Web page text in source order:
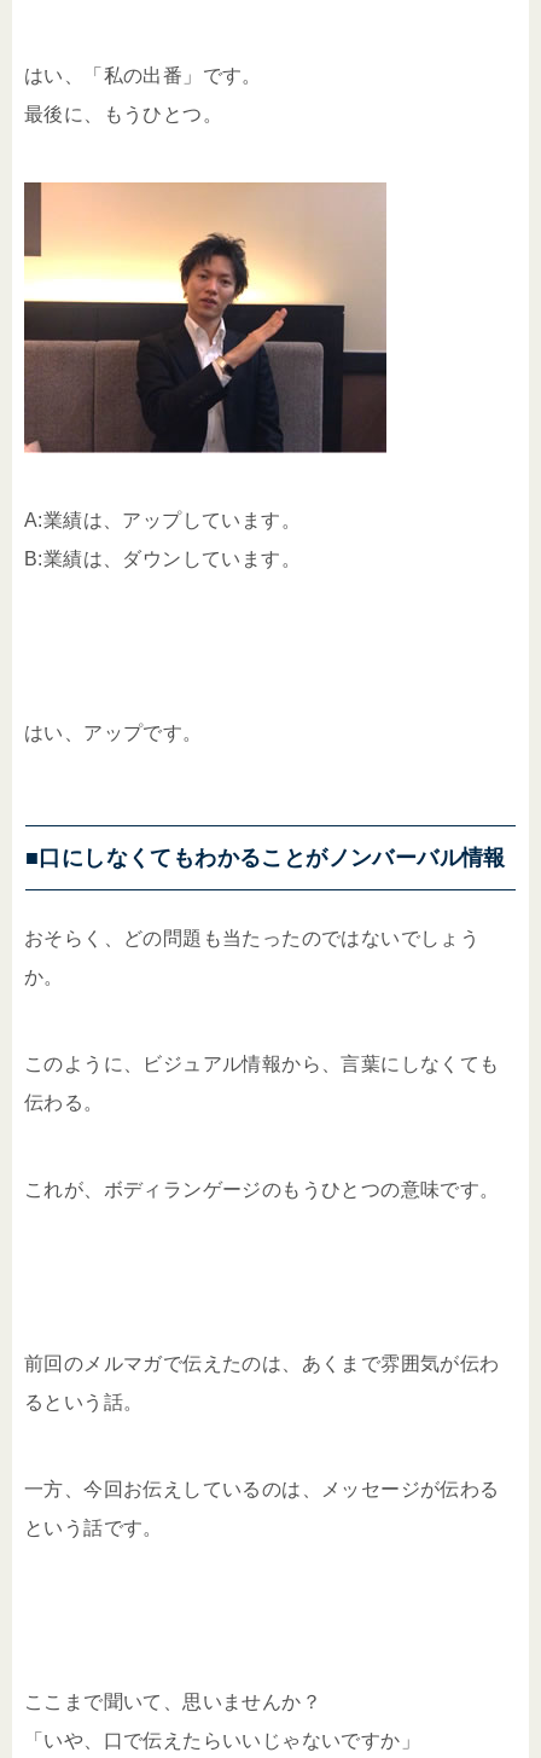
はい、「私の出番」です。
最後に、もうひとつ。
A:業績は、アップしています。
B:業績は、ダウンしています。
はい、アップです。
■口にしなくてもわかることがノンバーバル情報
おそらく、どの問題も当たったのではないでしょう
か。
このように、ビジュアル情報から、言葉にしなくても
伝わる。
これが、ボディランゲージのもうひとつの意味です。
前回のメルマガで伝えたのは、あくまで雰囲気が伝わ
るという話。
一方、今回お伝えしているのは、メッセージが伝わる
という話です。
ここまで聞いて、思いませんか？
「いや、口で伝えたらいいじゃないですか」